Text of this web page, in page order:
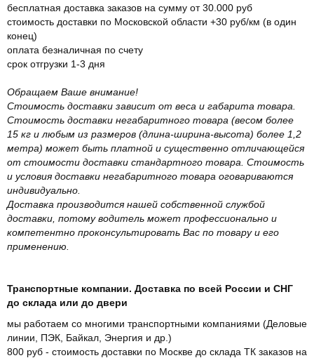
бесплатная доставка заказов на сумму от 30.000 руб
стоимость доставки по Московской области +30 руб/км (в один
конец)
оплата безналичная по счету
срок отгрузки 1-3 дня
Обращаем Ваше внимание!
Стоимость доставки зависит от веса и габарита товара.
Стоимость доставки негабаритного товара (весом более
15 кг и любым из размеров (длина-ширина-высота) более 1,2
метра) может быть платной и существенно отличающейся
от стоимости доставки стандартного товара. Стоимость
и условия доставки негабаритного товара оговариваются
индивидуально.
Доставка производится нашей собственной службой
доставки, потому водитель может профессионально и
компетентно проконсультировать Вас по товару и его
применению.
Транспортные компании. Доставка по всей России и СНГ
до склада или до двери
мы работаем со многими транспортными компаниями (Деловые
линии, ПЭК, Байкал, Энергия и др.)
800 руб - стоимость доставки по Москве до склада ТК заказов на